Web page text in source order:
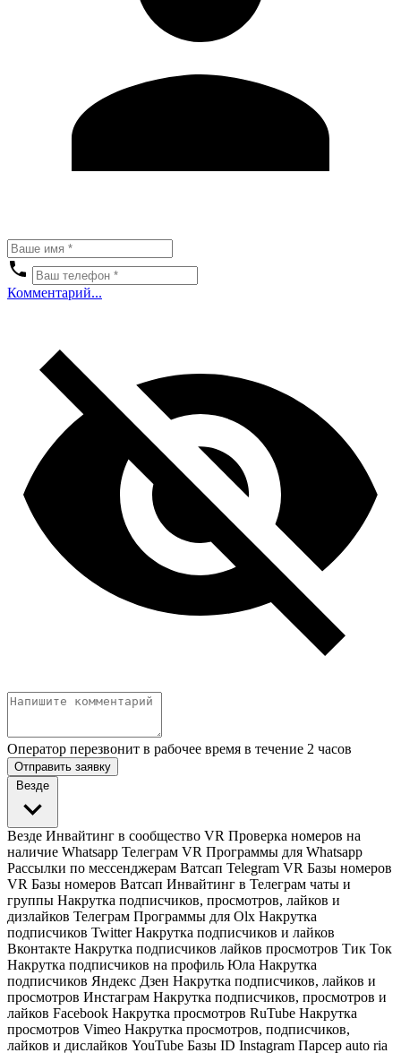
Комментарий...
Оператор перезвонит в рабочее время в течение 2 часов
Отправить заявку
Везде
Везде Инвайтинг в сообщество VR Проверка номеров на
наличие Whatsapp Телеграм VR Программы для Whatsapp
Рассылки по мессенджерам Ватсап Telegram VR Базы номеров
VR Базы номеров Ватсап Инвайтинг в Телеграм чаты и
группы Накрутка подписчиков, просмотров, лайков и
дизлайков Телеграм Программы для Olx Накрутка
подписчиков Twitter Накрутка подписчиков и лайков
Вконтакте Накрутка подписчиков лайков просмотров Тик Ток
Накрутка подписчиков на профиль Юла Накрутка
подписчиков Яндекс Дзен Накрутка подписчиков, лайков и
просмотров Инстаграм Накрутка подписчиков, просмотров и
лайков Facebook Накрутка просмотров RuTube Накрутка
просмотров Vimeo Накрутка просмотров, подписчиков,
лайков и дислайков YouTube Базы ID Instagram Парсер auto ria